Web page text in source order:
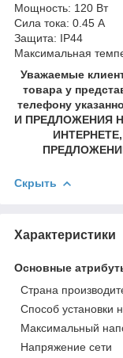
Мощность: 120 Вт
Сила тока: 0.45 А
Защита: IP44
Максимальная
Уважаемые
товара у
телефону
И ПРЕДЛОЖЕНИЯ
Скрыть
Характеристики
Основные
Страна
Способ установки
Максимальный
Напряжение сети